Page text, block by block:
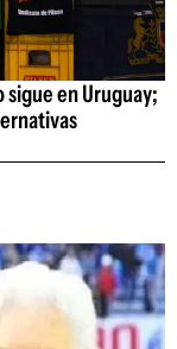
sigue en Uruguay;